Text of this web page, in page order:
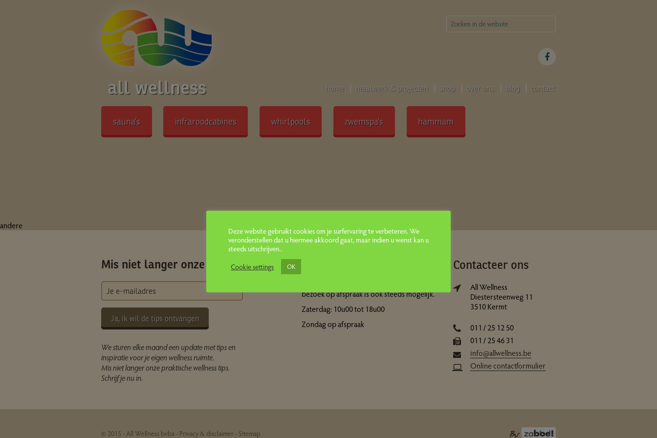
all wellness home maatwerk & projecten shop over ons blog contact
sauna’s infraroodcabines whirlpools zwemspa’s hammam
andere
Mis niet langer onze tips
Ja, ik wil de tips ontvangen
We sturen elke maand een update met tips en
inspiratie voor je eigen wellness ruimte.
Mis niet langer onze praktische wellness tips.
Schrijf je nu in.
bezoek op afspraak is ook steeds mogelijk.
Zaterdag: 10u00 tot 18u00
Zondag op afspraak
Contacteer ons
All Wellness
Diestersteenweg 11
3510 Kermt
011 / 25 12 50
011 / 25 46 31
info@allwellness.be
Online contactformulier
© 2015 - All Wellness bvba - Privacy & disclaimer- Sitemap
Deze website gebruikt cookies om je surfervaring te verbeteren. We
veronderstellen dat u hiermee akkoord gaat, maar indien u wenst kan u
steeds uitschrijven..
Cookie settings
OK